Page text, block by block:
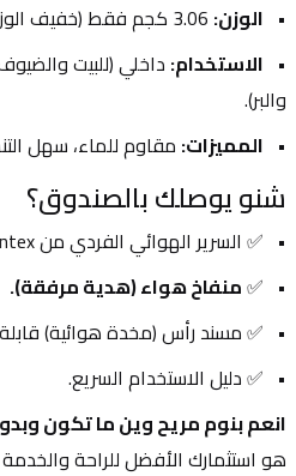
الوزن:
الاستخدام:
والبر).
المميزات: مقاوم للماء، سهل
شنو يوصلك بالصندوق؟
✅ السرير الهوائي الفردي من Intex.
✅ منفاخ هواء (هدية مرفقة).
✅ مسند رأس (مخدة هوائية)
✅ دليل الاستخدام السريع.
انعم بنوم مريح وين ما تكون